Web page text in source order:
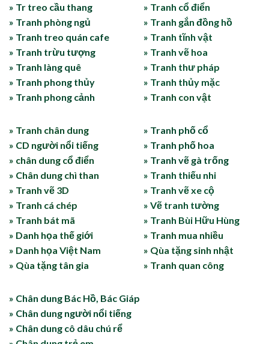
» Tr treo cầu thang
» Tranh phòng ngủ
» Tranh treo quán cafe
» Tranh trừu tượng
» Tranh làng quê
» Tranh phong thủy
» Tranh phong cảnh
» Tranh cổ điển
» Tranh gắn đồng hồ
» Tranh tĩnh vật
» Tranh vẽ hoa
» Tranh thư pháp
» Tranh thủy mặc
» Tranh con vật
» Tranh chân dung
» CD người nổi tiếng
» chân dung cổ điển
» Chân dung chì than
» Tranh vẽ 3D
» Tranh cá chép
» Tranh bát mã
» Danh họa thế giới
» Danh họa Việt Nam
» Qùa tặng tân gia
» Tranh phố cổ
» Tranh phố hoa
» Tranh vẽ gà trống
» Tranh thiếu nhi
» Tranh vẽ xe cộ
» Vẽ tranh tường
» Tranh Bùi Hữu Hùng
» Tranh mua nhiều
» Qùa tặng sinh nhật
» Tranh quan công
» Chân dung Bác Hồ, Bác Giáp
» Chân dung người nổi tiếng
» Chân dung cô dâu chú rể